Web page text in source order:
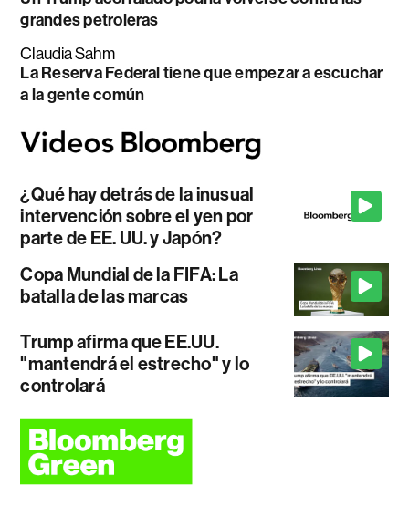
grandes petroleras
Claudia Sahm
La Reserva Federal tiene que empezar a escuchar
a la gente común
¿Qué hay detrás de la inusual
intervención sobre el yen por
parte de EE. UU. y Japón?
Copa Mundial de la FIFA: La
batalla de las marcas
Trump afirma que EE.UU.
"mantendrá el estrecho" y lo
controlará